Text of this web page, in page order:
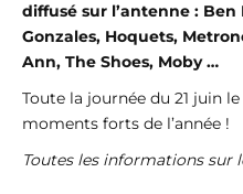
diffusé sur l’antenne :
Gonzales, Hoquets,
Ann, The Shoes, Moby …
Toute la journée du 21 juin
moments forts de l’année !
Toutes les informations sur